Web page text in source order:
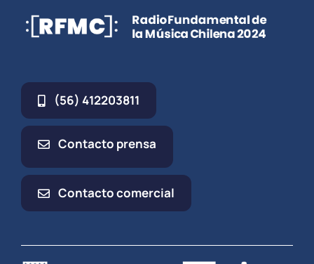
(56) 412203811
Contacto prensa
Contacto comercial